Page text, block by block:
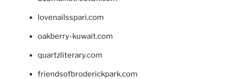
lovenailsspari.com
oakberry-kuwait.com
quartzliterary.com
friendsofbroderickpark.com